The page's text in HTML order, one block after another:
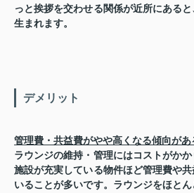
っと挨拶を交わせる関係が近所にある
生まれます。
デメリット
管理費・共益費がやや高くなる傾向があ
ラウンジの維持・管理にはコストがか
施設が充実している物件ほど管理費や
いることが多いです。ラウンジをほと